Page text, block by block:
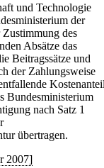
und Technologie
der
des
Absätze das
Beitragssätze und
der Zahlungsweise
Bundesministerium
nach Satz 1
übertragen.
2007]